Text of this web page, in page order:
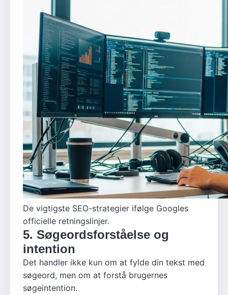
De vigtigste SEO-strategier ifølge Googles
officielle retningslinjer.
5. Søgeordsforståelse og
intention
Det handler ikke kun om at fylde din tekst med
søgeord, men om at forstå brugernes
søgeintention.